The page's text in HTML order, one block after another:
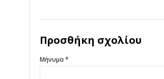
Προσθήκη σχολίου
Μήνυμα *